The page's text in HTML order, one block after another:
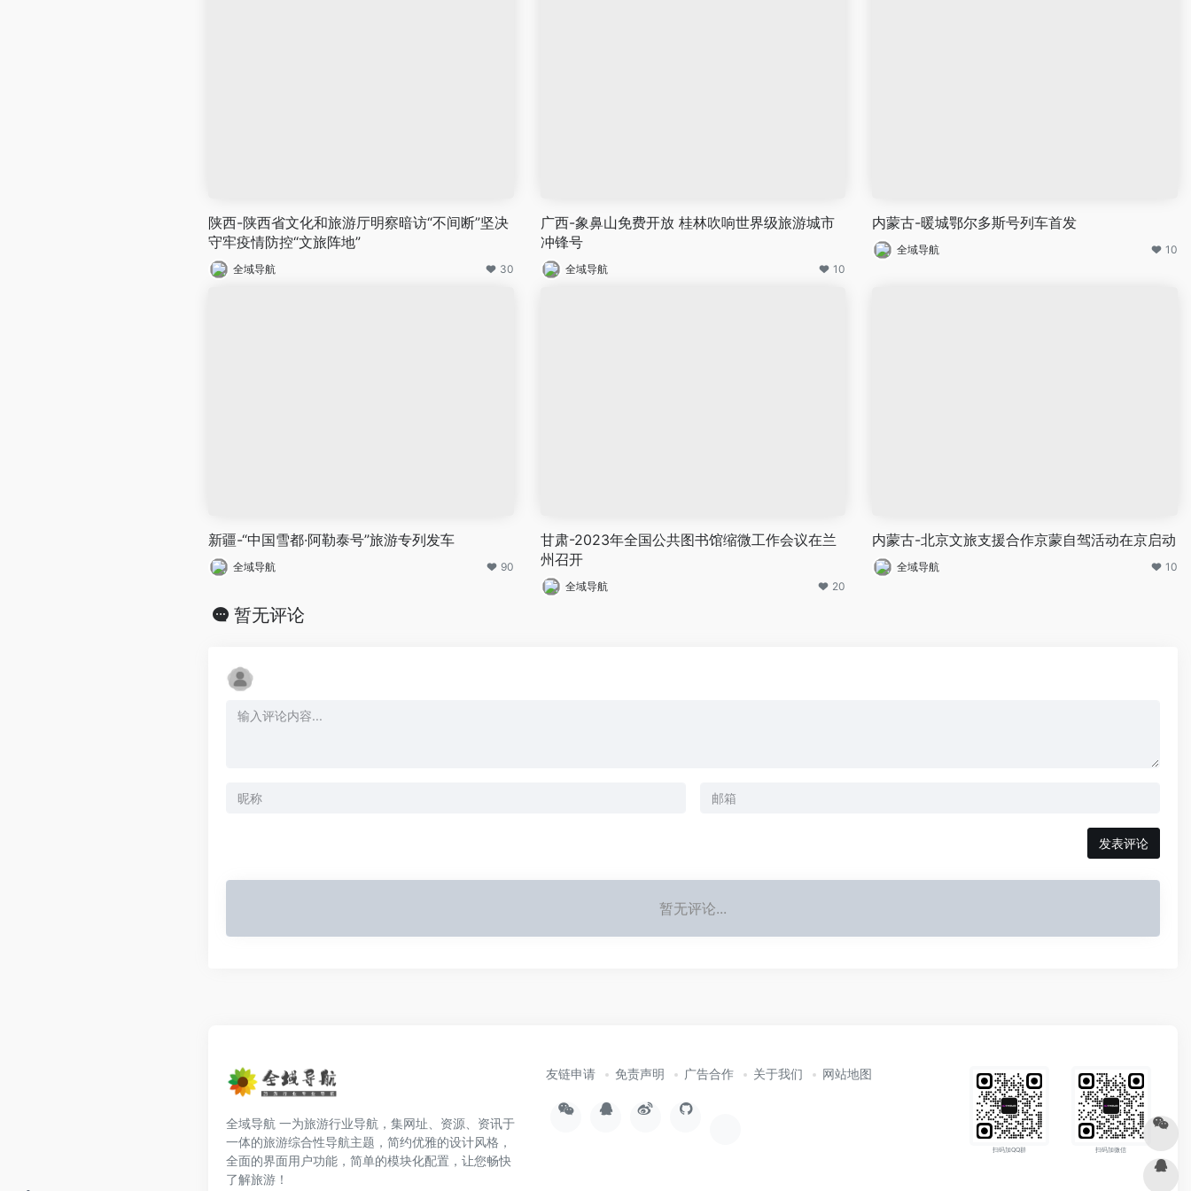
陕西-陕西省文化和旅游厅明察暗访“不间断”坚决
守牢疫情防控“文旅阵地”
全域导航 30
广西-象鼻山免费开放 桂林吹响世界级旅游城市
冲锋号
全域导航 10
内蒙古-暖城鄂尔多斯号列车首发
全域导航 10
新疆-“中国雪都·阿勒泰号”旅游专列发车
全域导航 90
甘肃-2023年全国公共图书馆缩微工作会议在兰
州召开
全域导航 20
内蒙古-北京文旅支援合作京蒙自驾活动在京启动
全域导航 10
暂无评论
发表评论
暂无评论...
全域导航 一为旅游行业导航，集网址、资源、资讯于
一体的旅游综合性导航主题，简约优雅的设计风格，
全面的界面用户功能，简单的模块化配置，让您畅快
了解旅游！
友链申请 免责声明 广告合作 关于我们 网站地图
扫码加QQ群 扫码加微信